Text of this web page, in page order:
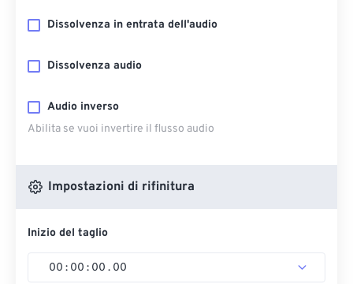
Dissolvenza in entrata dell'audio
Dissolvenza audio
Audio inverso
Abilita se vuoi invertire il flusso audio
Impostazioni di rifinitura
Inizio del taglio
00 : 00 : 00 . 00